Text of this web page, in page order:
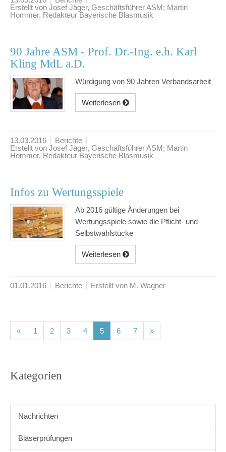
Erstellt von Josef Jäger, Geschäftsführer ASM; Martin
Hommer, Redakteur Bayerische Blasmusik
90 Jahre ASM - Prof. Dr.-Ing. e.h. Karl
Kling MdL a.D.
Würdigung von 90 Jahren Verbandsarbeit
Weiterlesen
13.03.2016
Berichte
Erstellt von Josef Jäger, Geschäftsführer ASM; Martin
Hommer, Redakteur Bayerische Blasmusik
Infos zu Wertungsspiele
Ab 2016 gültige Änderungen bei
Wertungsspiele sowie die Pflicht- und
Selbstwahlstücke
Weiterlesen
01.01.2016 Berichte Erstellt von M. Wagner
« 1 (current)
2(current)
3(current)
4(current)
5(current)
6(current)
7(current)
»
Kategorien
Nachrichten
Bläserprüfungen